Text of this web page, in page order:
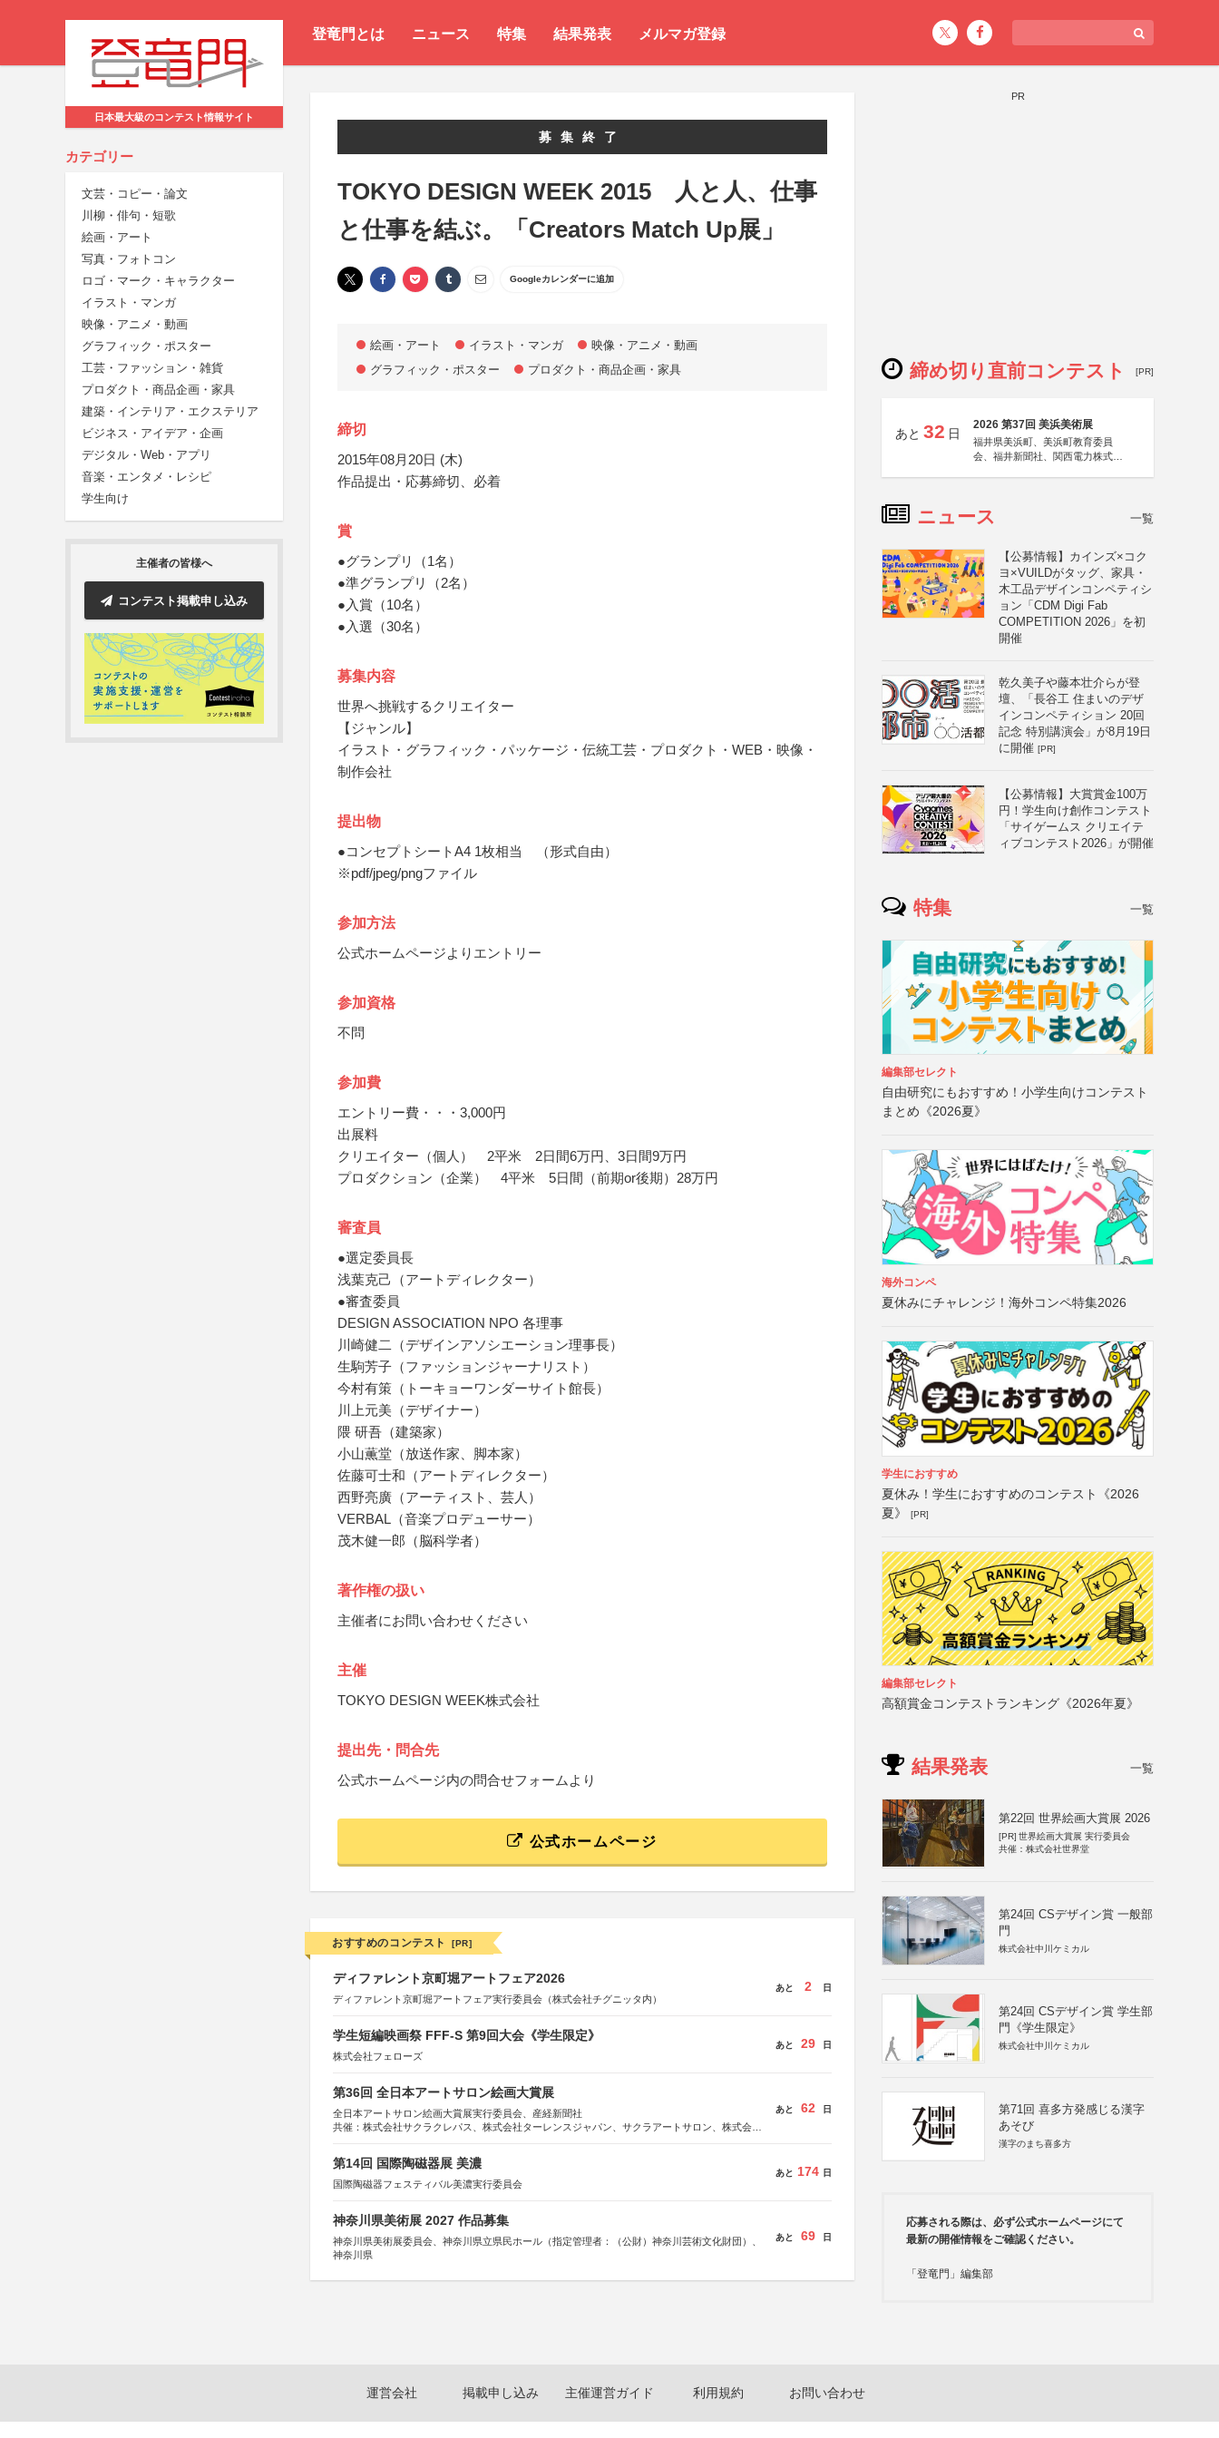
登竜門とは ニュース 特集 結果発表 メルマガ登録
日本最大級のコンテスト情報サイト
カテゴリー
文芸・コピー・論文
川柳・俳句・短歌
絵画・アート
写真・フォトコン
ロゴ・マーク・キャラクター
イラスト・マンガ
映像・アニメ・動画
グラフィック・ポスター
工芸・ファッション・雑貨
プロダクト・商品企画・家具
建築・インテリア・エクステリア
ビジネス・アイデア・企画
デジタル・Web・アプリ
音楽・エンタメ・レシピ
学生向け
主催者の皆様へ
コンテスト掲載申し込み
募集終了
TOKYO DESIGN WEEK 2015 人と人、仕事
と仕事を結ぶ。「Creators Match Up展」
Googleカレンダーに追加
絵画・アート イラスト・マンガ
映像・アニメ・動画
グラフィック・ポスター
プロダクト・商品企画・家具
締切
2015年08月20日 (木)
作品提出・応募締切、必着
賞
●グランプリ（1名）
●準グランプリ（2名）
●入賞（10名）
●入選（30名）
募集内容
世界へ挑戦するクリエイター
【ジャンル】
イラスト・グラフィック・パッケージ・伝統工芸・プロダクト・WEB・映像・
制作会社
提出物
●コンセプトシートA4 1枚相当 （形式自由）
※pdf/jpeg/pngファイル
参加方法
公式ホームページよりエントリー
参加資格
不問
参加費
エントリー費・・・3,000円
出展料
クリエイター（個人） 2平米 2日間6万円、3日間9万円
プロダクション（企業） 4平米 5日間（前期or後期）28万円
審査員
●選定委員長
浅葉克己（アートディレクター）
●審査委員
DESIGN ASSOCIATION NPO 各理事
川崎健二（デザインアソシエーション理事長）
生駒芳子（ファッションジャーナリスト）
今村有策（トーキョーワンダーサイト館長）
川上元美（デザイナー）
隈 研吾（建築家）
小山薫堂（放送作家、脚本家）
佐藤可士和（アートディレクター）
西野亮廣（アーティスト、芸人）
VERBAL（音楽プロデューサー）
茂木健一郎（脳科学者）
著作権の扱い
主催者にお問い合わせください
主催
TOKYO DESIGN WEEK株式会社
提出先・問合先
公式ホームページ内の問合せフォームより
公式ホームページ
おすすめのコンテスト [PR]
ディファレント京町堀アートフェア2026
ディファレント京町堀アートフェア実行委員会（株式会社チグニッタ内）
あと 2 日
学生短編映画祭 FFF-S 第9回大会《学生限定》
株式会社フェローズ
あと 29 日
第36回 全日本アートサロン絵画大賞展
全日本アートサロン絵画大賞展実行委員会、産経新聞社
共催：株式会社サクラクレパス、株式会社ターレンスジャパン、サクラアートサロン、株式会社
あと 62 日
第14回 国際陶磁器展 美濃
国際陶磁器フェスティバル美濃実行委員会
あと 174 日
神奈川県美術展 2027 作品募集
神奈川県美術展委員会、神奈川県立県民ホール（指定管理者：（公財）神奈川芸術文化財団）、
神奈川県
あと 69 日
PR
締め切り直前コンテスト [PR]
あと 32 日
2026 第37回 美浜美術展
福井県美浜町、美浜町教育委員
会、福井新聞社、関西電力株式会
ニュース 一覧
【公募情報】カインズ×コク
ヨ×VUILDがタッグ、家具・
木工品デザインコンペティシ
ョン「CDM Digi Fab
COMPETITION 2026」を初
開催
乾久美子や藤本壮介らが登
壇、「長谷工 住まいのデザ
インコンペティション 20回
記念 特別講演会」が8月19日
に開催 [PR]
【公募情報】大賞賞金100万
円！学生向け創作コンテスト
「サイゲームス クリエイテ
ィブコンテスト2026」が開催
特集 一覧
編集部セレクト
自由研究にもおすすめ！小学生向けコンテスト
まとめ《2026夏》
海外コンペ
夏休みにチャレンジ！海外コンペ特集2026
学生におすすめ
夏休み！学生におすすめのコンテスト《2026
夏》
[PR]
編集部セレクト
高額賞金コンテストランキング《2026年夏》
結果発表 一覧
第22回 世界絵画大賞展 2026
[PR] 世界絵画大賞展 実行委員会
共催：株式会社世界堂
第24回 CSデザイン賞 一般部
門
株式会社中川ケミカル
第24回 CSデザイン賞 学生部
門《学生限定》
株式会社中川ケミカル
第71回 喜多方発感じる漢字
あそび
漢字のまち喜多方
応募される際は、必ず公式ホームページにて
最新の開催情報をご確認ください。
「登竜門」編集部
運営会社 掲載申し込み 主催運営ガイド 利用規約 お問い合わせ